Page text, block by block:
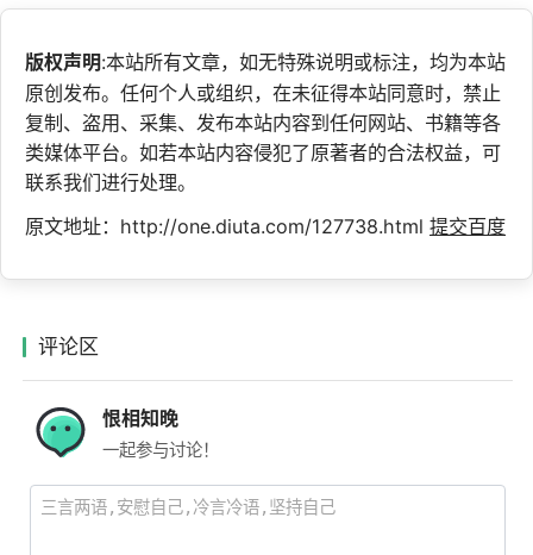
版权声明:本站所有文章，如无特殊说明或标注，均为本站
原创发布。任何个人或组织，在未征得本站同意时，禁止
复制、盗用、采集、发布本站内容到任何网站、书籍等各
类媒体平台。如若本站内容侵犯了原著者的合法权益，可
联系我们进行处理。
原文地址：http://one.diuta.com/127738.html 提交百度
评论区
恨相知晚
一起参与讨论！